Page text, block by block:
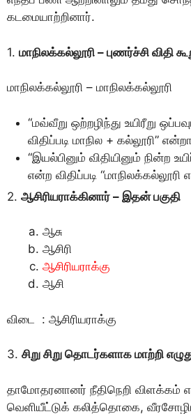
கடமையாற்றினார்.
1. மாநிலக்கல்லூரி – புணர்ச்சி விதி
மாநிலக்கல்லூரி – மாநிலக்கல்லூரி
“மவ்வீறு ஒற்றழிந்து உயிரீறு
விதிப்படி மாநில + கல்லூரி”
“இயல்பினும் விதியினும் நின்ற
என்ற விதிப்படி “மாநிலக்கல்லூரி
2. ஆசிரியராக்கினார் – இதன் பகுதி
ஆசு
ஆசிரி
ஆசிரியராக்கு
ஆசி
விடை : ஆசிரியராக்கு
3. சிறு சிறு தொடர்களாக மாற்றி
தாமோதரனானர் நீதிநெறி விளக்கம்
வெளியீட்டுக் கலித்தொகை,